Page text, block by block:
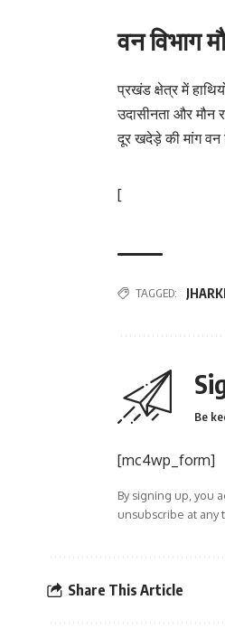
वन विभाग
प्रखंड क्षेत्र में
उदासीनता और मौन
दूर खदेड़े की मांग वन
[
TAGGED:
Be
[mc4wp_form]
By signing up, you
unsubscribe at any
Share This Article